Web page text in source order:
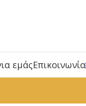
εμάςΕπικοινωνία